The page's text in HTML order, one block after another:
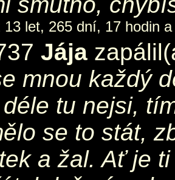
13 let, 265 dní, 17 hodin
Jája
mnou každý
tu nejsi,
se to stát,
a žal. Ať je